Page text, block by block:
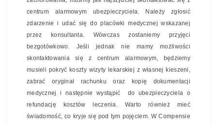
centrum alarmowym ubezpieczyciela. Należy zgłosić
zdarzenie i udać się do placówki medycznej wskazanej
przez konsultanta. Wówczas zostaniemy przyjęci
bezgotówkowo. Jeśli jednak nie mamy możliwości
skontaktowania się z centrum alarmowym, będziemy
musieli pokryć koszty wizyty lekarskiej z własnej kieszeni,
zabrać oryginał rachunku oraz kopię dokumentacji
medycznej i następnie wystąpić do ubezpieczyciela o
refundację kosztów leczenia. Warto również mieć
świadomość, co kryje się pod tym pojęciem. W Compensie